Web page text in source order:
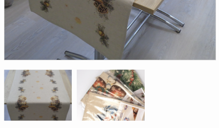
Написать нам
Доверенность на
получение груза
Документы по работе с
персональными данными
Письмо руководителю
Вопросы и ответы
Новости | Статьи